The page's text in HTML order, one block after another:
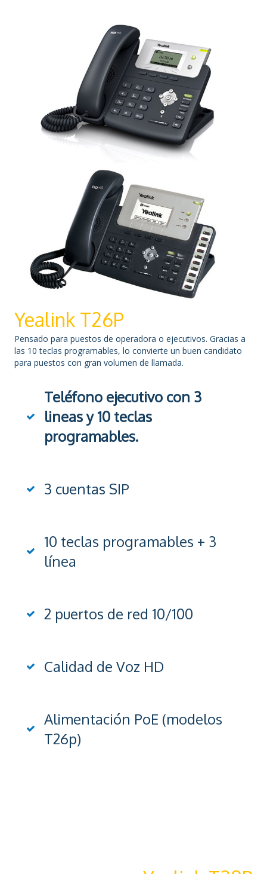
Yealink T26P
Pensado para puestos de operadora o ejecutivos. Gracias a
las 10 teclas programables, lo convierte un buen candidato
para puestos con gran volumen de llamada.
Teléfono ejecutivo con 3
lineas y 10 teclas
programables.
3 cuentas SIP
10 teclas programables + 3
línea
2 puertos de red 10/100
Calidad de Voz HD
Alimentación PoE (modelos
T26p)